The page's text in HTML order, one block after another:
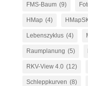
FMS-Baum (9)
HMap (4)
Lebenszyklus (4)
Raumplanung (5)
RKV-View 4.0 (12)
Schleppkurven (8)